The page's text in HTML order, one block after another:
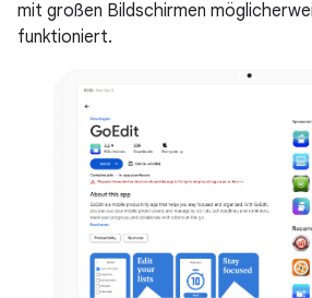
mit großen Bildschirmen
funktioniert.